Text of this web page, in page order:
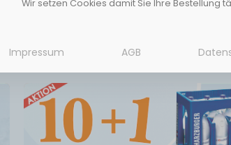
Wir setzen Cookies damit Sie Ihre Bestellung
Impressum AGB